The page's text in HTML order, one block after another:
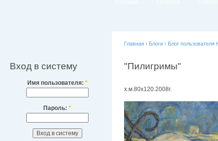
Вход в систему
Имя пользователя: *
Пароль: *
Главная › Блоги › Блог
"Пилигримы"
х.м.80х120.2008г.